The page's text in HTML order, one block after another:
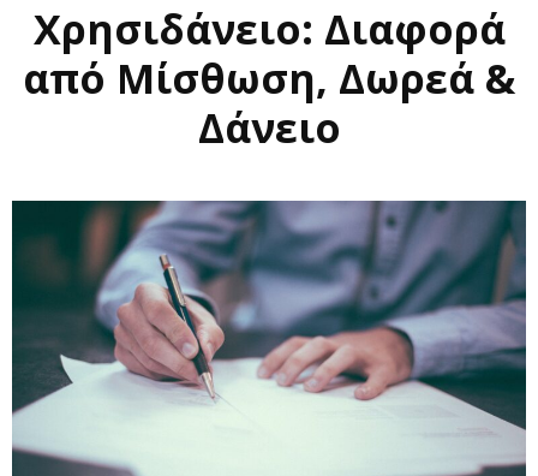
Χρησιδάνειο: Διαφορά
από Μίσθωση, Δωρεά &
Δάνειο